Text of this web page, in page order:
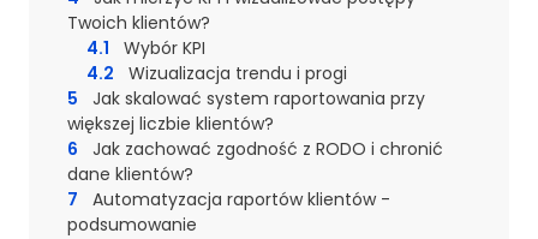
Twoich klientów?
4.1
Wybór KPI
4.2
Wizualizacja trendu i progi
5
Jak skalować system raportowania przy
większej liczbie klientów?
6
Jak zachować zgodność z RODO i chronić
dane klientów?
7
Automatyzacja raportów klientów -
podsumowanie